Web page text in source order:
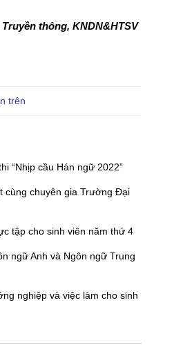
thông, KNDN&HTSV
trên
“Nhịp cầu Hán ngữ 2022”
cùng chuyên gia Trường Đại
tập cho sinh viên năm thứ 4
ngữ Anh và Ngôn ngữ Trung
nghiệp và việc làm cho sinh